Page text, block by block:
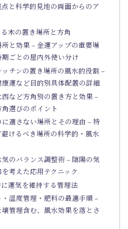
と科学的見地の両面からのア
木の置き場所と方角
と効果 – 金運アップの重要場
ごとの屋内外使い分け
チンの置き場所の風水的役割 –
運など目的別具体配置の詳細
など方角別の置き方と効果 –
選びのポイント
適さない場所とその理由 – 特
けるべき場所の科学的・風水
のバランス調整術 – 陰陽の気
考えた応用テクニック
運気を維持する管理法
温度管理・肥料の最適手順 –
管理含む、風水効果を落とさ